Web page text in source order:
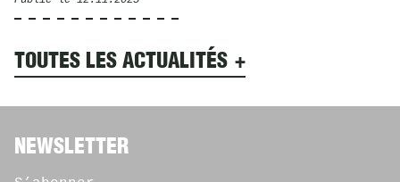
TOUTES LES ACTUALITÉS
NEWSLETTER